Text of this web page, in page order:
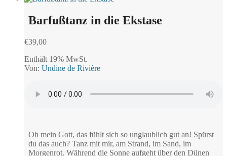
Barfußtanz in die Ekstase
€39,00
Enthält 19% MwSt.
Von: Undine de Rivière
Oh mein Gott, das fühlt sich so unglaublich gut an! Spürst
du das auch? Tanz mit mir, am Strand, im Sand, im
Morgenrot. Während die Sonne aufgeht über den Dünen